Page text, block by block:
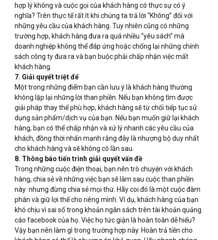
hợp lý không và cuộc gọi của khách hàng có thực sự có ý
nghĩa? Trên thực tế rất ít khi chúng ta trả lời “Không” đối với
những yêu cầu của khách hàng. Tuy nhiên cũng có những
trường hợp, khách hàng đưa ra quá nhiều “yêu sách” mà
doanh nghiệp không thể đáp ứng hoặc chống lại những chính
sách công ty đưa ra và bạn buộc phải chấp nhận việc mất
khách hàng.
7. Giải quyết triệt để
Một trong những điểm bạn cần lưu ý là khách hàng thường
không lặp lại những lời than phiền. Nếu bạn không tìm được
giải pháp thay thế phù hợp, khách hàng sẽ từ chối tiếp tục sử
dụng sản phẩm/dịch vụ của bạn. Nếu bạn muốn giữ lại khách
hàng, bạn có thể chấp nhận và xử lý nhanh các yêu cầu của
khách, đồng thời nhấn mạnh rằng đây là nhượng bộ duy nhất
cho khách hàng và sẽ không có lần sau.
8. Thông báo tiến trình giải quyết vấn đề
Trong những cuộc điện thoại, bạn nên trò chuyện với khách
hàng, chia sẻ về những việc bạn sẽ làm sau cuộc than phiền
này nhưng đừng chia sẻ mọi thứ. Hãy coi đó là một cuộc đàm
phán và giữ lợi thế cho riêng mình. Ví dụ, khách hàng của bạn
khó chịu vì sai số trong khoản ngân sách trên tài khoản quảng
cáo facebook của họ. Việc họ tức giận là hoàn toàn dễ hiểu?
Vậy bạn nên làm gì trong trường hợp này. Hoàn trả tiền cho